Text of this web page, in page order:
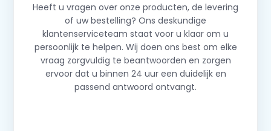
Heeft u vragen over onze producten, de levering
of uw bestelling? Ons deskundige
klantenserviceteam staat voor u klaar om u
persoonlijk te helpen. Wij doen ons best om elke
vraag zorgvuldig te beantwoorden en zorgen
ervoor dat u binnen 24 uur een duidelijk en
passend antwoord ontvangt.